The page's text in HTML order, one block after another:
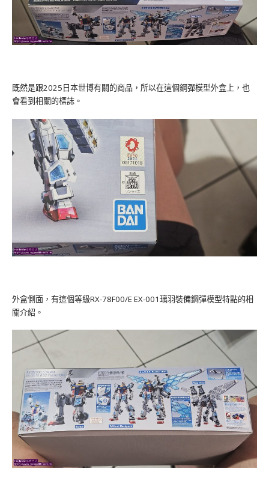
既然是跟2025日本世博有關的商品，所以在這個鋼彈模型外盒上，也
會看到相關的標誌。
外盒側面，有這個等級RX-78F00/E EX-001璃羽裝備鋼彈模型特點的相
關介紹。